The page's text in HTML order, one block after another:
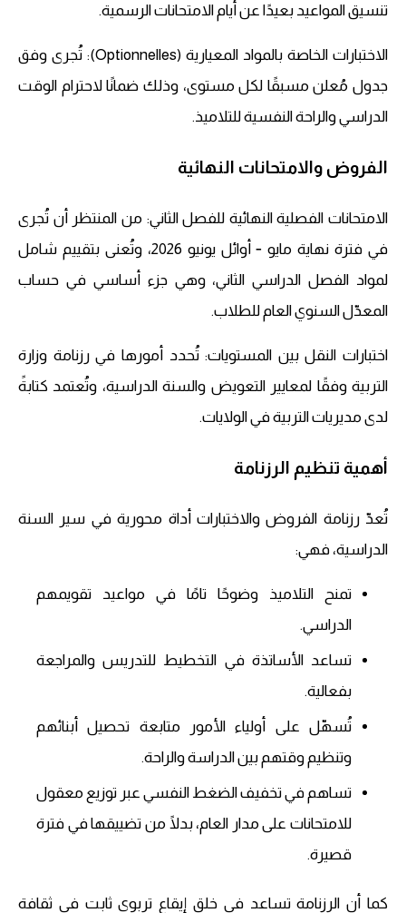
تنسيق المواعيد بعيدًا عن أيام الامتحانات الرسمية.
الاختبارات الخاصة بالمواد المعيارية (Optionnelles): تُجرى وفق
جدول مُعلن مسبقًا لكل مستوى، وذلك ضمانًا لاحترام الوقت
الدراسي والراحة النفسية للتلاميذ.
الفروض والامتحانات النهائية
الامتحانات الفصلية النهائية للفصل الثاني: من المنتظر أن تُجرى
في فترة نهاية مايو ‑ أوائل يونيو 2026، وتُعنى بتقييم شامل
لمواد الفصل الدراسي الثاني، وهي جزء أساسي في حساب
المعدّل السنوي العام للطلاب.
اختبارات النقل بين المستويات: تُحدد أمورها في رزنامة وزارة
التربية وفقًا لمعايير التعويض والسنة الدراسية، وتُعتمد كتابةً
لدى مديريات التربية في الولايات.
أهمية تنظيم الرزنامة
تُعدّ رزنامة الفروض والاختبارات أداة محورية في سير السنة
الدراسية، فهي:
تمنح التلاميذ وضوحًا تامًا في مواعيد تقويمهم
الدراسي.
تساعد الأساتذة في التخطيط للتدريس والمراجعة
بفعالية.
تُسهّل على أولياء الأمور متابعة تحصيل أبنائهم
وتنظيم وقتهم بين الدراسة والراحة.
تساهم في تخفيف الضغط النفسي عبر توزيع معقول
للامتحانات على مدار العام، بدلًا من تضييقها في فترة
قصيرة.
كما أن الرزنامة تساعد في خلق إيقاع تربوي ثابت في ثقافة